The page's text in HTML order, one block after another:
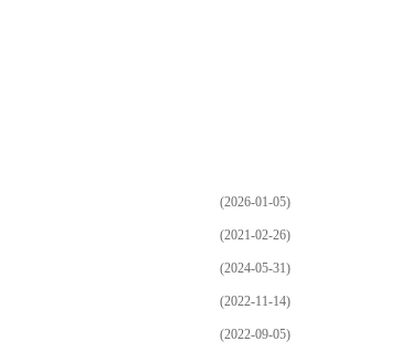
(2026-01-05)
(2021-02-26)
(2024-05-31)
(2022-11-14)
(2022-09-05)